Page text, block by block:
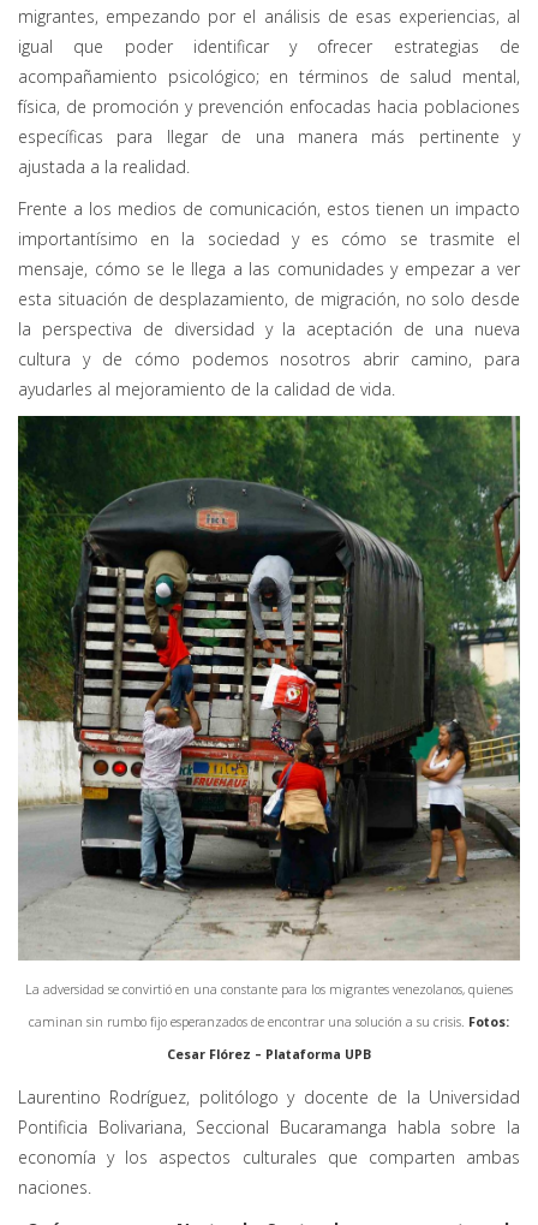
migrantes, empezando por el análisis de esas experiencias, al
igual que poder identificar y ofrecer estrategias de
acompañamiento psicológico; en términos de salud mental,
física, de promoción y prevención enfocadas hacia poblaciones
específicas para llegar de una manera más pertinente y
ajustada a la realidad.
Frente a los medios de comunicación, estos tienen un impacto
importantísimo en la sociedad y es cómo se trasmite el
mensaje, cómo se le llega a las comunidades y empezar a ver
esta situación de desplazamiento, de migración, no solo desde
la perspectiva de diversidad y la aceptación de una nueva
cultura y de cómo podemos nosotros abrir camino, para
ayudarles al mejoramiento de la calidad de vida.
La adversidad se convirtió en una constante para los migrantes venezolanos, quienes
caminan sin rumbo fijo esperanzados de encontrar una solución a su crisis. Fotos:
Cesar Flórez – Plataforma UPB
Laurentino Rodríguez, politólogo y docente de la Universidad
Pontificia Bolivariana, Seccional Bucaramanga habla sobre la
economía y los aspectos culturales que comparten ambas
naciones.